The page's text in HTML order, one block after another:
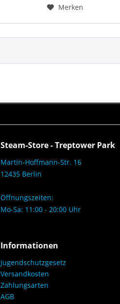
Merken
Steam-Store - Treptower Park
Martin-Hoffmann-Str. 16
12435 Berlin
Öffnungszeiten:
Mo-Sa: 11:00 - 20:00 Uhr
Informationen
Jugendschutzgesetz
Versandkosten
Zahlungsarten
AGB